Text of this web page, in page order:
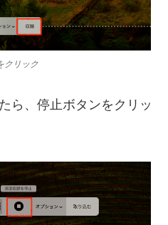
クリック
ら、停止ボタンをクリッ